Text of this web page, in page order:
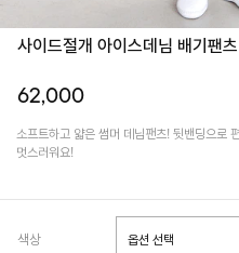
사이드절개 아이스데님 배기팬츠
62,000
소프트하고 얇은 썸머 데님팬츠! 뒷밴딩으로
멋스러워요!
색상